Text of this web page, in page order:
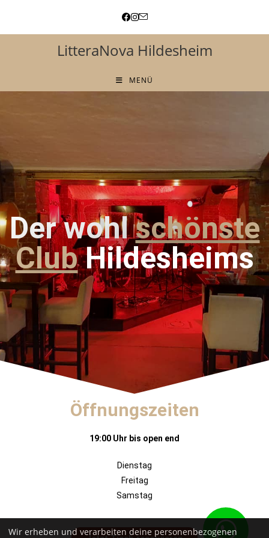
LitteraNova Hildesheim
MENÜ
Der wohlschönste
ClubHildesheims
Öffnungszeiten
19:00 Uhr bis open end
Dienstag
Freitag
Samstag
Wir erheben und verarbeiten deine personenbezogenen